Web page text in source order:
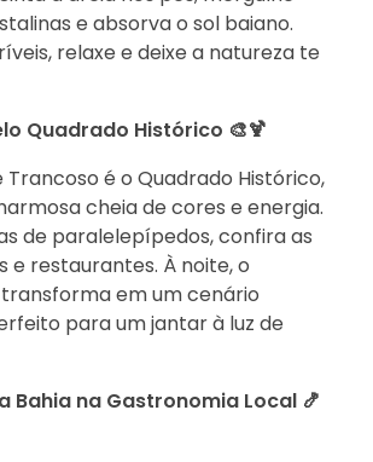
e absorva o sol baiano.
relaxe e deixe a natureza te
Quadrado Histórico 🎨🍹
é o Quadrado Histórico,
cheia de cores e energia.
de paralelepípedos, confira as
e restaurantes. À noite, o
em um cenário
para um jantar à luz de
Bahia na Gastronomia Local 🍤